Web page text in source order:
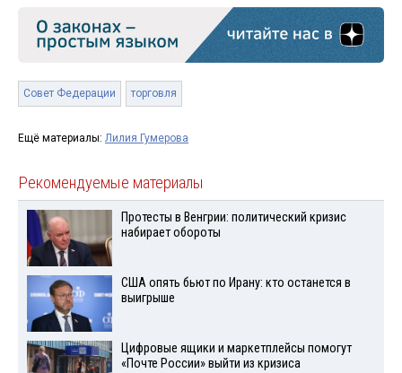
Совет Федерации торговля
Ещё материалы: Лилия Гумерова
Рекомендуемые материалы
Протесты в Венгрии: политический кризис
набирает обороты
США опять бьют по Ирану: кто останется в
выигрыше
Цифровые ящики и маркетплейсы помогут
«Почте России» выйти из кризиса